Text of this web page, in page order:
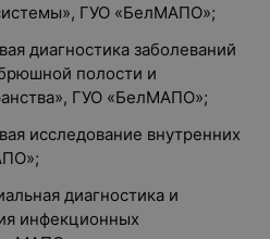
ГУО «БелМАПО»;
диагностика заболеваний
полости и
ГУО «БелМАПО»;
исследование внутренних
диагностика и
инфекционных